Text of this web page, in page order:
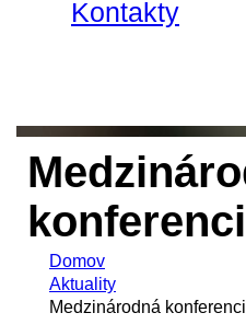
Kontakty
Domov
Aktuality
Medzinárodná